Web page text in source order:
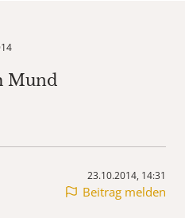
Mund
23.10.2014, 14:31
Beitrag melden